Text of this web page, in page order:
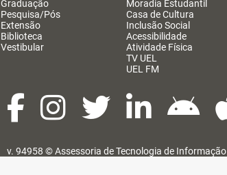
Graduação
Pesquisa/Pós
Extensão
Biblioteca
Vestibular
Moradia Estudantil
Casa de Cultura
Inclusão Social
Acessibilidade
Atividade Física
TV UEL
UEL FM
v. 94958 ©Assessoria de Tecnologia de Informação